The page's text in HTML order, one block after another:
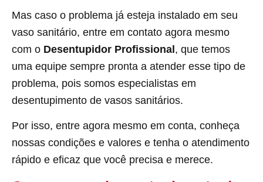
Mas caso o problema já esteja instalado em seu
vaso sanitário, entre em contato agora mesmo
com o Desentupidor Profissional, que temos
uma equipe sempre pronta a atender esse tipo de
problema, pois somos especialistas em
desentupimento de vasos sanitários.
Por isso, entre agora mesmo em conta, conheça
nossas condições e valores e tenha o atendimento
rápido e eficaz que você precisa e merece.